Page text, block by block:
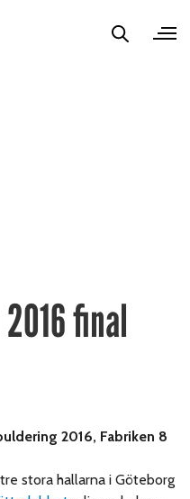
final
2016, Fabriken 8
stora hallarna i Göteborg